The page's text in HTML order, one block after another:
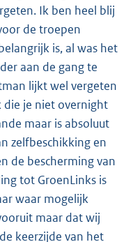
Ik ben heel blij
de troepen
is, al was het
aan de gang te
lijkt wel vergeten
die je niet overnight
maar is absoluut
zelfbeschikking en
de bescherming van
tot GroenLinks is
waar mogelijk
maar dat wij
keerzijde van het